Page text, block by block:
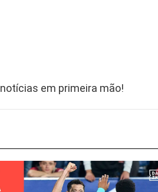
em primeira mão!